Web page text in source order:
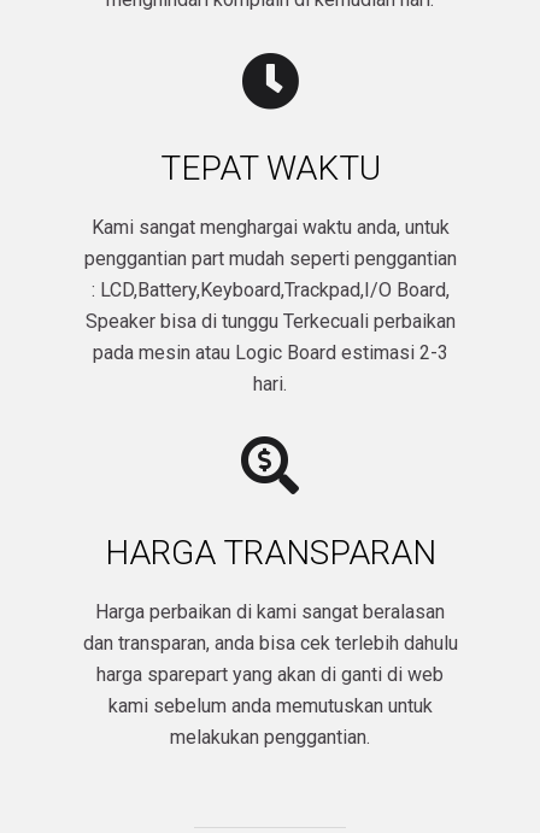
TEPAT WAKTU
Kami sangat menghargai waktu anda, untuk
penggantian part mudah seperti penggantian
: LCD,Battery,Keyboard,Trackpad,I/O Board,
Speaker bisa di tunggu Terkecuali perbaikan
pada mesin atau Logic Board estimasi 2-3
hari.
HARGA TRANSPARAN
Harga perbaikan di kami sangat beralasan
dan transparan, anda bisa cek terlebih dahulu
harga sparepart yang akan di ganti di web
kami sebelum anda memutuskan untuk
melakukan penggantian.